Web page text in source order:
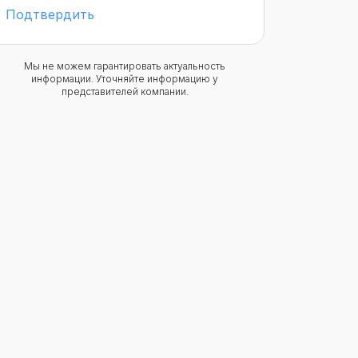
Подтвердить
Мы не можем гарантировать актуальность
информации. Уточняйте информацию у
представителей компании.